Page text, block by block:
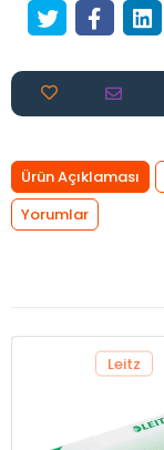
Ürün Açıklaması
Yorumlar
Leitz